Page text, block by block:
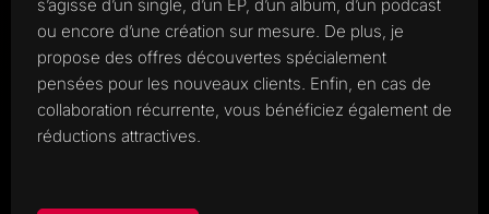
s’agisse d’un single, d’un EP, d’un album, d’un podcast
ou encore d’une création sur mesure. De plus, je
propose des offres découvertes spécialement
pensées pour les nouveaux clients. Enfin, en cas de
collaboration récurrente, vous bénéficiez également de
réductions attractives.